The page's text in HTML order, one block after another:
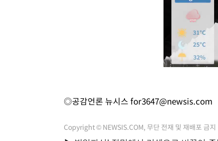
◎공감언론 뉴시스 for3647@newsis.com
Copyright © NEWSIS.COM, 무단 전재 및 재배포 금지